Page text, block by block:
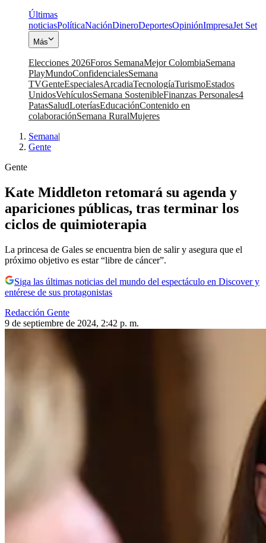
Últimas
noticiasPolíticaNaciónDineroDeportesOpiniónImpresaJet Set
Más
Elecciones 2026Foros SemanaMejor ColombiaSemana
PlayMundoConfidencialesSemana
TVGenteEspecialesArcadiaTecnologíaTurismoEstados
UnidosVehículosSemana SostenibleFinanzas Personales4
PatasSaludLoteríasEducaciónContenido en
colaboraciónSemana RuralMujeres
Semana|
Gente
Gente
Kate Middleton retomará su agenda y
apariciones públicas, tras terminar los
ciclos de quimioterapia
La princesa de Gales se encuentra bien de salir y asegura que el
próximo objetivo es estar “libre de cáncer”.
Siga las últimas noticias del mundo del espectáculo en Discover y
entérese de sus protagonistas
Redacción Gente
9 de septiembre de 2024, 2:42 p. m.